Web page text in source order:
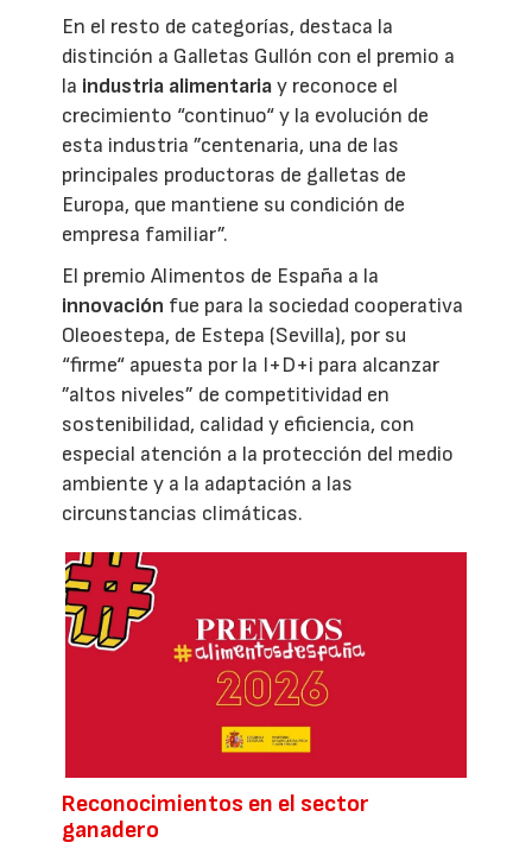
En el resto de categorías, destaca la
distinción a Galletas Gullón con el premio a
la industria alimentariay reconoce el
crecimiento “continuo“ y la evolución de
esta industria ”centenaria, una de las
principales productoras de galletas de
Europa, que mantiene su condición de
empresa familiar”.
El premio Alimentos de España a la
innovación fue para la sociedad cooperativa
Oleoestepa, de Estepa (Sevilla), por su
“firme“ apuesta por la I+D+i para alcanzar
”altos niveles” de competitividad en
sostenibilidad, calidad y eficiencia, con
especial atención a la protección del medio
ambiente y a la adaptación a las
circunstancias climáticas.
Reconocimientos en el sector
ganadero